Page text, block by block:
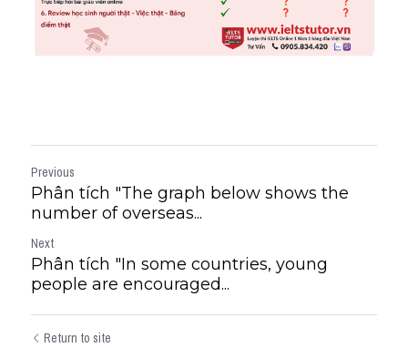
Previous
Phân tích "The graph below shows the
number of overseas...
Next
Phân tích "In some countries, young
people are encouraged...
Return to site